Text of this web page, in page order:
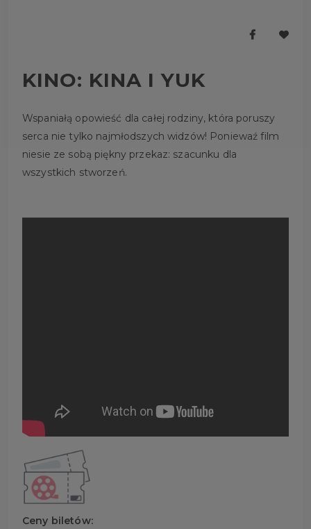
KINO: KINA I YUK
Wspaniałą opowieść dla całej rodziny, która poruszy
serca nie tylko najmłodszych widzów! Poniewaź film
niesie ze sobą piękny przekaz: szacunku dla
wszystkich stworzeń.
Ceny biletów: